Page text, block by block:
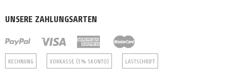
UNSERE ZAHLUNGSARTEN
RECHNUNG VORKASSE (5% SKONTO) LASTSCHRIFT